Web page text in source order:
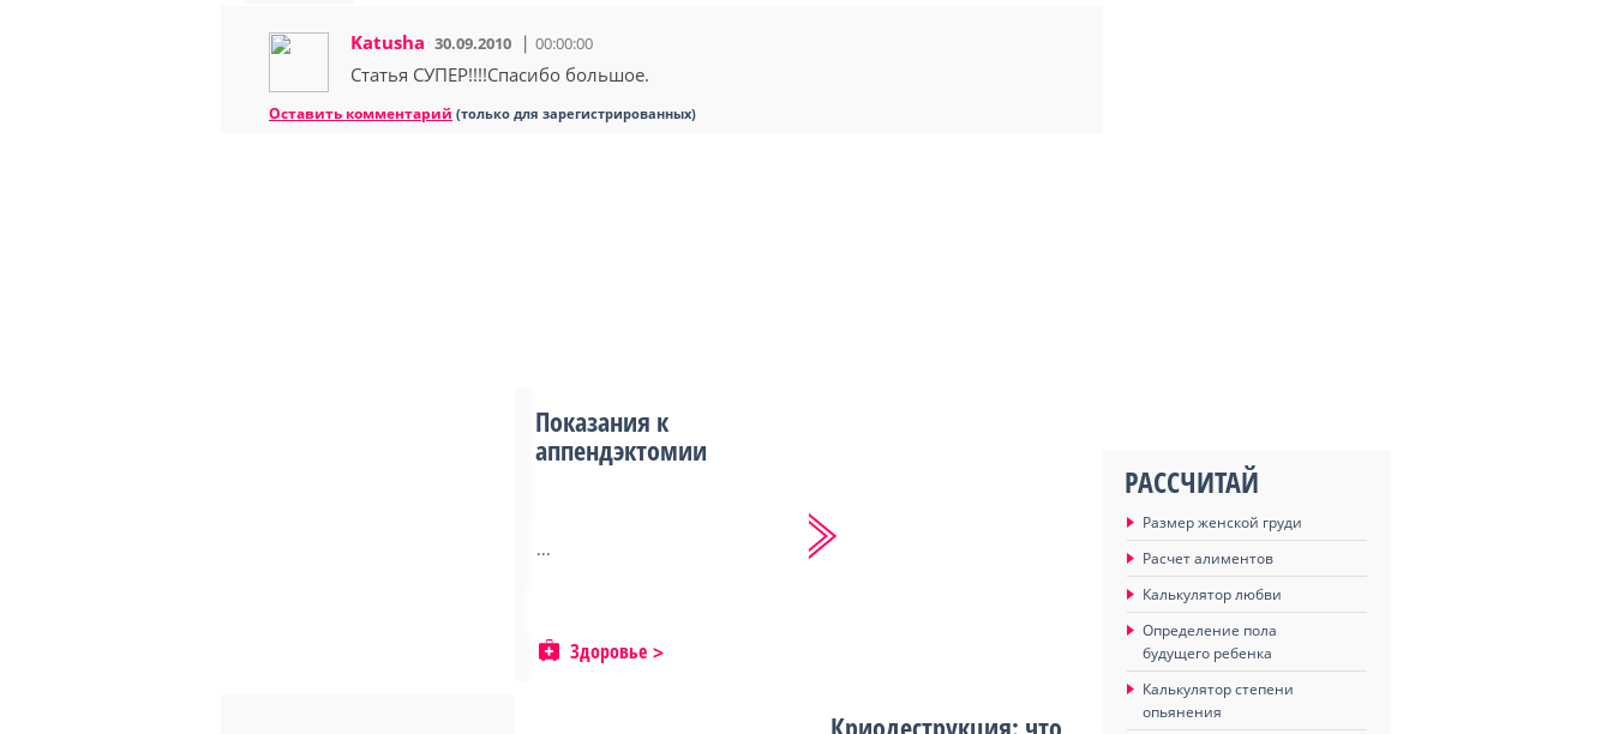
Katusha 30.09.2010 00:00:00
Статья СУПЕР!!!!Спасибо большое.
Оставить комментарий (только для зарегистрированных)
Показания к
аппендэктомии
...
Здоровье
Криодеструкция: что
РАССЧИТАЙ
Размер женской груди
Расчет алиментов
Калькулятор любви
Определение пола
будущего ребенка
Калькулятор степени
опьянения